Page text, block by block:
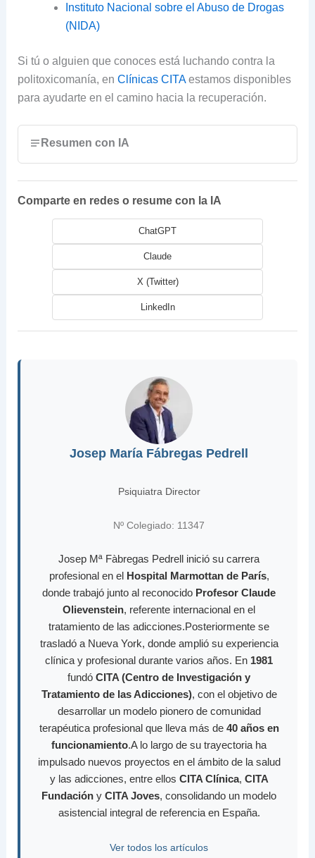
Instituto Nacional sobre el Abuso de Drogas
(NIDA)
Si tú o alguien que conoces está luchando contra la
politoxicomanía, en Clínicas CITAestamos disponibles
para ayudarte en el camino hacia la recuperación.
Resumen con IA
Comparte en redes o resume con la IA
ChatGPT
Claude
X (Twitter)
LinkedIn
Josep María Fábregas Pedrell
Psiquiatra Director
Nº Colegiado: 11347
Josep Mª Fàbregas Pedrell inició su carrera
profesional en el Hospital Marmottan de París,
donde trabajó junto al reconocido Profesor Claude
Olievenstein, referente internacional en el
tratamiento de las adicciones.Posteriormente se
trasladó a Nueva York, donde amplió su experiencia
clínica y profesional durante varios años. En 1981
fundó CITA (Centro de Investigación y
Tratamiento de las Adicciones), con el objetivo de
desarrollar un modelo pionero de comunidad
terapéutica profesional que lleva más de 40 años en
funcionamiento.A lo largo de su trayectoria ha
impulsado nuevos proyectos en el ámbito de la salud
y las adicciones, entre ellos CITA Clínica, CITA
Fundación y CITA Joves, consolidando un modelo
asistencial integral de referencia en España.
Ver todos los artículos